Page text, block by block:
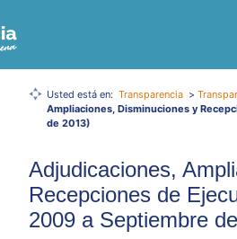
Usted está en: Transparencia >
Ampliaciones, Disminuciones y
de 2013)
Adjudicaciones,
Recepciones de
2009 a Septiembre